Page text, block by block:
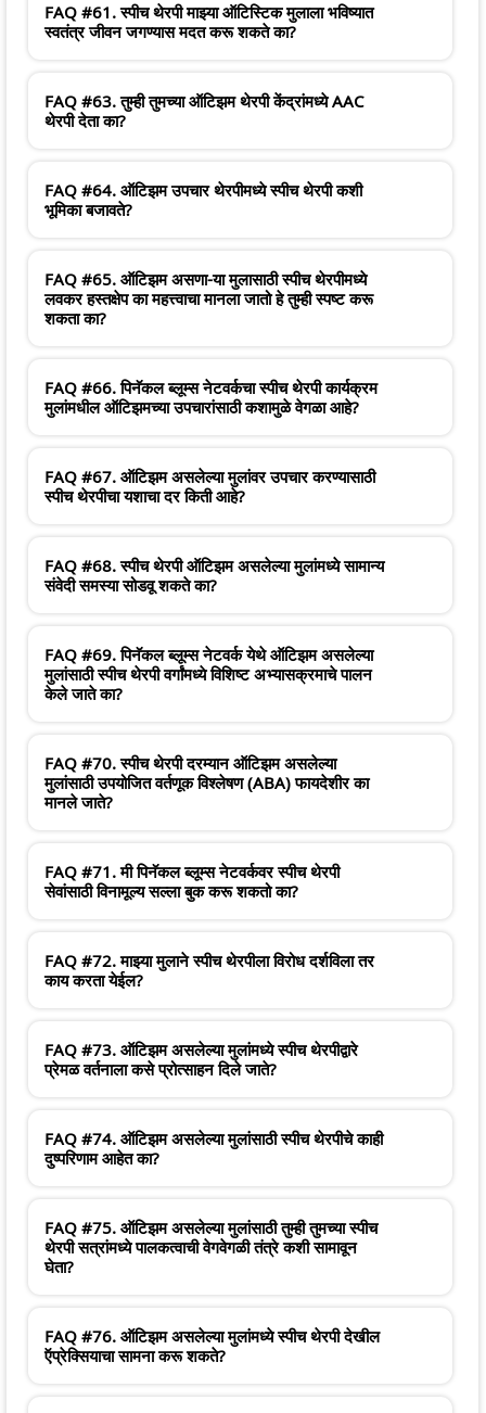
FAQ #61. स्पीच थेरपी माझ्या ऑटिस्टिक मुलाला भविष्यात
स्वतंत्र जीवन जगण्यास मदत करू शकते का?
FAQ #63. तुम्ही तुमच्या ऑटिझम थेरपी केंद्रांमध्ये AAC
थेरपी देता का?
FAQ #64. ऑटिझम उपचार थेरपीमध्ये स्पीच थेरपी कशी
भूमिका बजावते?
FAQ #65. ऑटिझम असणा-या मुलासाठी स्पीच थेरपीमध्ये
लवकर हस्तक्षेप का महत्त्वाचा मानला जातो हे तुम्ही स्पष्ट करू
शकता का?
FAQ #66. पिनॅकल ब्लूम्स नेटवर्कचा स्पीच थेरपी कार्यक्रम
मुलांमधील ऑटिझमच्या उपचारांसाठी कशामुळे वेगळा आहे?
FAQ #67. ऑटिझम असलेल्या मुलांवर उपचार करण्यासाठी
स्पीच थेरपीचा यशाचा दर किती आहे?
FAQ #68. स्पीच थेरपी ऑटिझम असलेल्या मुलांमध्ये सामान्य
संवेदी समस्या सोडवू शकते का?
FAQ #69. पिनॅकल ब्लूम्स नेटवर्क येथे ऑटिझम असलेल्या
मुलांसाठी स्पीच थेरपी वर्गांमध्ये विशिष्ट अभ्यासक्रमाचे पालन
केले जाते का?
FAQ #70. स्पीच थेरपी दरम्यान ऑटिझम असलेल्या
मुलांसाठी उपयोजित वर्तणूक विश्लेषण (ABA) फायदेशीर का
मानले जाते?
FAQ #71. मी पिनॅकल ब्लूम्स नेटवर्कवर स्पीच थेरपी
सेवांसाठी विनामूल्य सल्ला बुक करू शकतो का?
FAQ #72. माझ्या मुलाने स्पीच थेरपीला विरोध दर्शविला तर
काय करता येईल?
FAQ #73. ऑटिझम असलेल्या मुलांमध्ये स्पीच थेरपीद्वारे
प्रेमळ वर्तनाला कसे प्रोत्साहन दिले जाते?
FAQ #74. ऑटिझम असलेल्या मुलांसाठी स्पीच थेरपीचे काही
दुष्परिणाम आहेत का?
FAQ #75. ऑटिझम असलेल्या मुलांसाठी तुम्ही तुमच्या स्पीच
थेरपी सत्रांमध्ये पालकत्वाची वेगवेगळी तंत्रे कशी सामावून
घेता?
FAQ #76. ऑटिझम असलेल्या मुलांमध्ये स्पीच थेरपी देखील
ऍप्रेक्सियाचा सामना करू शकते?